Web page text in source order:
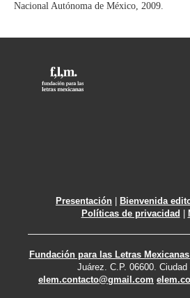
Nacional Autónoma de México, 2009.
Presentación | Bienvenida
Políticas de privacidad |
Fundación para las Letras
Juárez. C.P. 06600. Ciudad
elem.contacto@gmail.com